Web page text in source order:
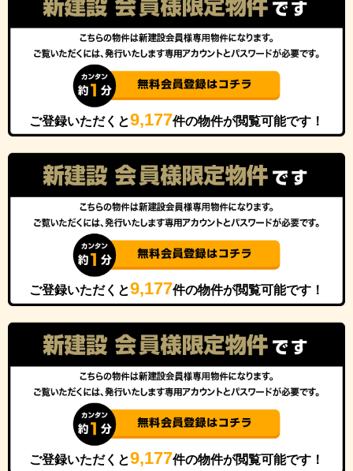
ご登録いただくと9,177件の物件が閲覧可能です！
ご登録いただくと9,177件の物件が閲覧可能です！
ご登録いただくと9,177件の物件が閲覧可能です！